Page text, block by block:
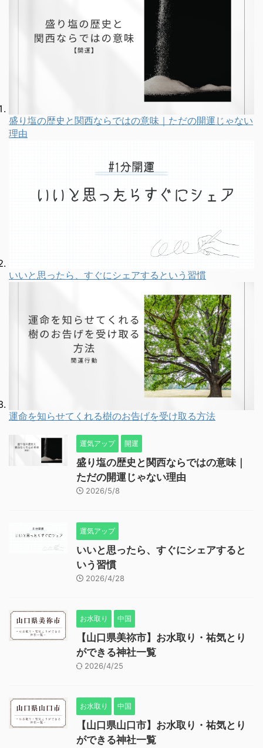
盛り塩の歴史と関西ならではの意味｜ただの開運じゃない
理由
いいと思ったら、すぐにシェアするという習慣
運命を知らせてくれる樹のお告げを受け取る方法
運気アップ 開運
盛り塩の歴史と関西ならではの意味｜
ただの開運じゃない理由
2026/5/8
運気アップ
いいと思ったら、すぐにシェアすると
いう習慣
2026/4/28
お水取り 中国
【山口県美祢市】お水取り・祐気とり
ができる神社一覧
2026/4/25
お水取り 中国
【山口県山口市】お水取り・祐気とり
ができる神社一覧